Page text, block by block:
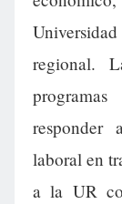
regional.
responder
laboral en
a la UR